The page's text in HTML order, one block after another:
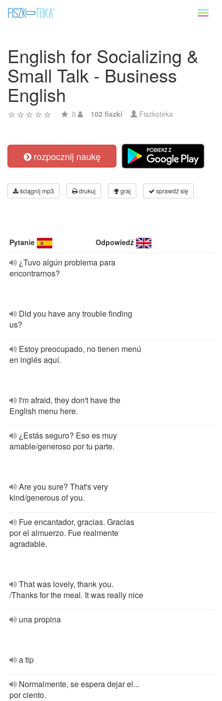
English for Socializing &
Small Talk - Business
English
0 102 fiszki Fiszkoteka
rozpocznij naukę
ściągnij mp3 drukuj graj sprawdź się
Pytanie Odpowiedź
¿Tuvo algún problema para
encontrarnos?
Did you have any trouble finding
us?
Estoy preocupado, no tienen menú
en inglés aquí.
I'm afraid, they don't have the
English menu here.
¿Estás seguro? Eso es muy
amable/generoso por tu parte.
Are you sure? That's very
kind/generous of you.
Fue encantador, gracias. Gracias
por el almuerzo. Fue realmente
agradable.
That was lovely, thank you.
/Thanks for the meal. It was really nice
una propina
a tip
Normalmente, se espera dejar el...
por ciento.